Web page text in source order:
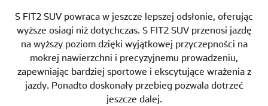
S FIT2 SUV powraca w jeszcze lepszej odsłonie, oferując
wyższe osiagi niż dotychczas. S FIT2 SUV przenosi jazdę
na wyższy poziom dzięki wyjątkowej przyczepności na
mokrej nawierzchni i precyzyjnemu prowadzeniu,
zapewniając bardziej sportowe i ekscytujące wrażenia z
jazdy. Ponadto doskonały przebieg pozwala dotrzeć
jeszcze dalej.